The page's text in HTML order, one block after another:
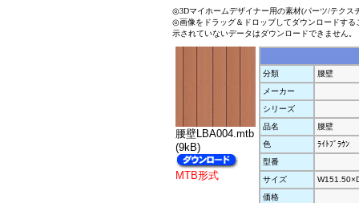
◎3Dマイホームデザイナー用の素材(パーツ/テクス
◎画像をドラッグ＆ドロップしてダウンロードす
示されていないデータはダウンロードできません。
腰壁LBA004.mtb
(9kB)
MTB形式
分類
腰壁
メーカー
シリーズ
品名
腰壁
色
ﾗｲﾄﾌﾞﾗｳﾝ
型番
サイズ
価格